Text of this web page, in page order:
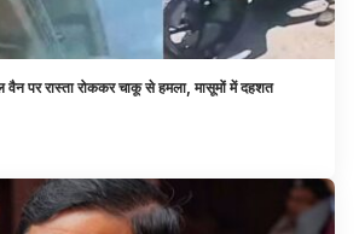
वैन पर रास्ता रोककर चाकू से हमला, मासूमों में दहशत